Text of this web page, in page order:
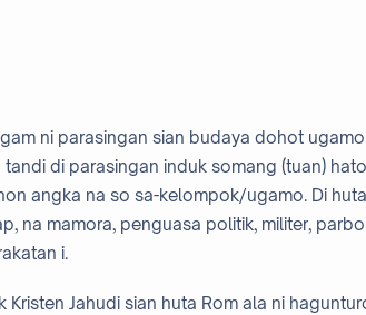
ni parasingan sian budaya dohot
di parasingan induk somang (tuan)
angka na so sa-kelompok/ugamo. Di
na mamora, penguasa politik, militer,
i.
Jahudi sian huta Rom ala ni